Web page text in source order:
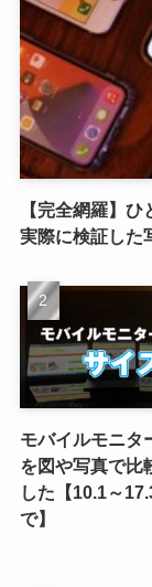
【完全網羅】
実際に検証した
モバイルモニタ
を図や写真で比
した【10.1～
で】